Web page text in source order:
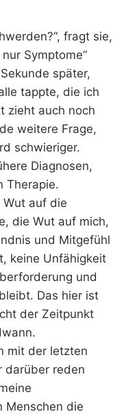
fragt sie,
Symptome“
später,
tappte, die ich
zieht auch noch
weitere Frage,
schwieriger.
Diagnosen,
Therapie.
Wut auf die
die Wut auf mich,
und Mitgefühl
keine Unfähigkeit
und
Das hier ist
der Zeitpunkt
mit der letzten
darüber reden
Menschen die